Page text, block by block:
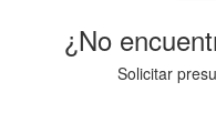
¿No
Solicitar